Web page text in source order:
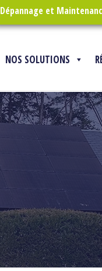
Dépannage et
NOS SOLUTIONS